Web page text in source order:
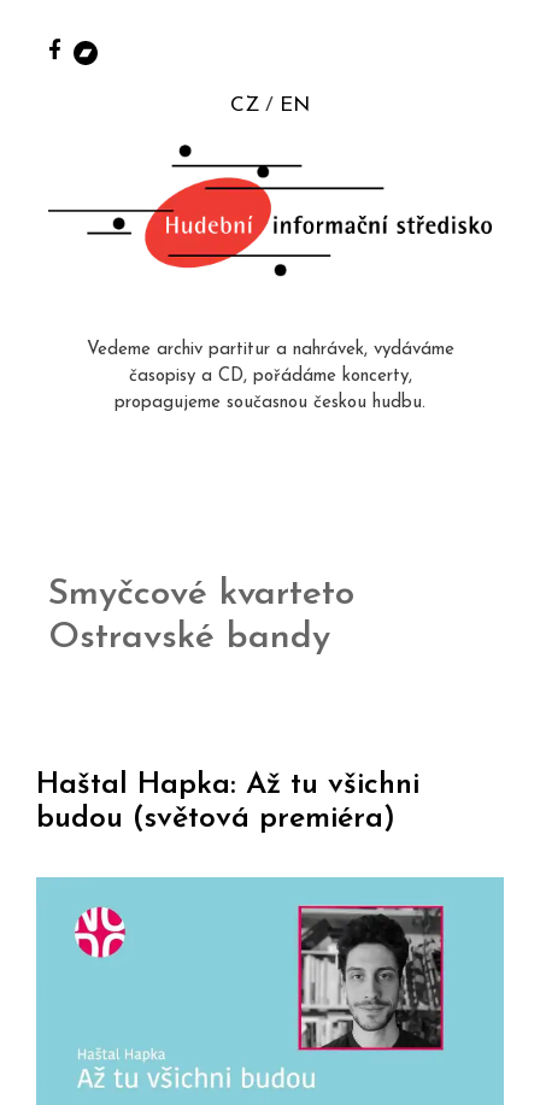
CZ EN
Vedeme archiv partitur a nahrávek, vydáváme
časopisy a CD, pořádáme koncerty,
propagujeme současnou českou hudbu.
Smyčcové kvarteto
Ostravské bandy
Haštal Hapka: Až tu všichni
budou (světová premiéra)